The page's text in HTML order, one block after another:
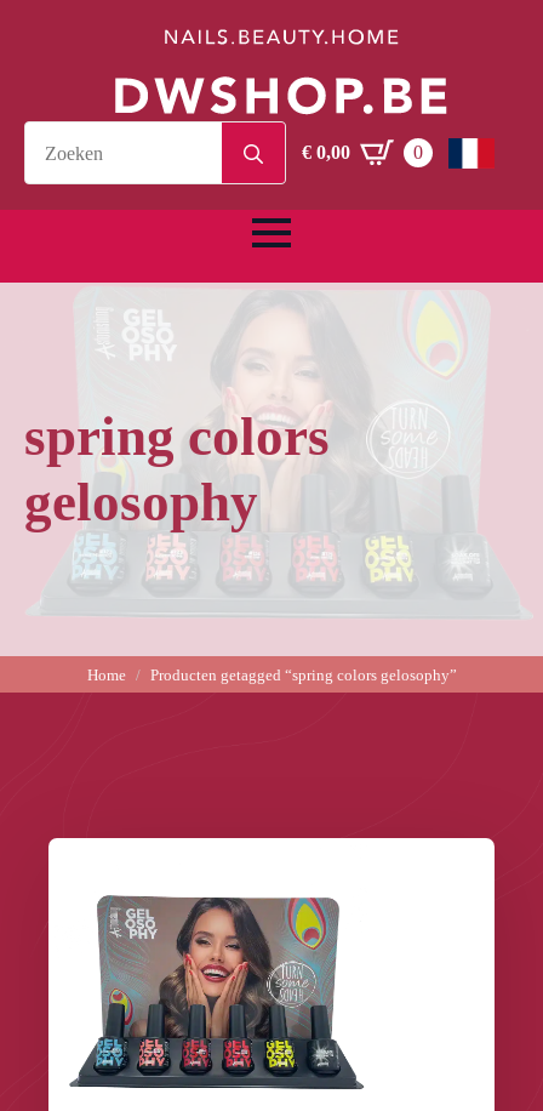
for:€0,00 0
spring colors
gelosophy
Home Producten getagged “spring colors gelosophy”